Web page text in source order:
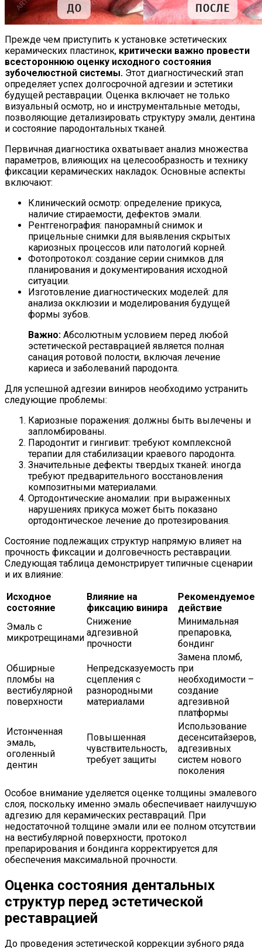
Прежде чем приступить к установке эстетических
керамических пластинок, критически важно провести
всестороннюю оценку исходного состояния
зубочелюстной системы. Этот диагностический этап
определяет успех долгосрочной адгезии и эстетики
будущей реставрации. Оценка включает не только
визуальный осмотр, но и инструментальные методы,
позволяющие детализировать структуру эмали, дентина
и состояние пародонтальных тканей.
Первичная диагностика охватывает анализ множества
параметров, влияющих на целесообразность и технику
фиксации керамических накладок. Основные аспекты
включают:
Клинический осмотр: определение прикуса,
наличие стираемости, дефектов эмали.
Рентгенография: панорамный снимок и
прицельные снимки для выявления скрытых
кариозных процессов или патологий корней.
Фотопротокол: создание серии снимков для
планирования и документирования исходной
ситуации.
Изготовление диагностических моделей: для
анализа окклюзии и моделирования будущей
формы зубов.
Важно: Абсолютным условием перед любой
эстетической реставрацией является полная
санация ротовой полости, включая лечение
кариеса и заболеваний пародонта.
Для успешной адгезии виниров необходимо устранить
следующие проблемы:
Кариозные поражения: должны быть вылечены и
запломбированы.
Пародонтит и гингивит: требуют комплексной
терапии для стабилизации краевого пародонта.
Значительные дефекты твердых тканей: иногда
требуют предварительного восстановления
композитными материалами.
Ортодонтические аномалии: при выраженных
нарушениях прикуса может быть показано
ортодонтическое лечение до протезирования.
Состояние подлежащих структур напрямую влияет на
прочность фиксации и долговечность реставрации.
Следующая таблица демонстрирует типичные сценарии
и их влияние:
Исходное
состояние
Влияние на
фиксацию винира
Рекомендуемое
действие
Эмаль с
микротрещинами
Снижение
адгезивной
прочности
Минимальная
препаровка,
бондинг
Обширные
пломбы на
вестибулярной
поверхности
Непредсказуемость
сцепления с
разнородными
материалами
Замена пломб,
при
необходимости –
создание
адгезивной
платформы
Истонченная
эмаль,
оголенный
дентин
Повышенная
чувствительность,
требует защиты
Использование
десенситайзеров,
адгезивных
систем нового
поколения
Особое внимание уделяется оценке толщины эмалевого
слоя, поскольку именно эмаль обеспечивает наилучшую
адгезию для керамических реставраций. При
недостаточной толщине эмали или ее полном отсутствии
на вестибулярной поверхности, протокол
препарирования и бондинга корректируется для
обеспечения максимальной прочности.
Оценка состояния дентальных
структур перед эстетической
реставрацией
До проведения эстетической коррекции зубного ряда